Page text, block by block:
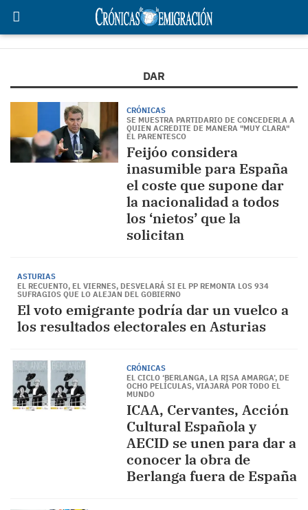
DAR
CRÓNICAS
SE MUESTRA PARTIDARIO DE CONCEDERLA A
QUIEN ACREDITE DE MANERA "MUY CLARA"
EL PARENTESCO
Feijóo considera
inasumible para España
el coste que supone dar
la nacionalidad a todos
los ‘nietos’ que la
solicitan
ASTURIAS
EL RECUENTO, EL VIERNES, DESVELARÁ SI EL PP REMONTA LOS 934
SUFRAGIOS QUE LO ALEJAN DEL GOBIERNO
El voto emigrante podría dar un vuelco a
los resultados electorales en Asturias
CRÓNICAS
EL CICLO ‘BERLANGA, LA RISA AMARGA’, DE
OCHO PELÍCULAS, VIAJARÁ POR TODO EL
MUNDO
ICAA, Cervantes, Acción
Cultural Española y
AECID se unen para dar a
conocer la obra de
Berlanga fuera de España